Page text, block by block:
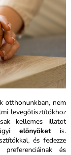
otthonunkban, nem
levegőtisztítókhoz
kellemes illatot
előnyöketis.
és fedezze
és